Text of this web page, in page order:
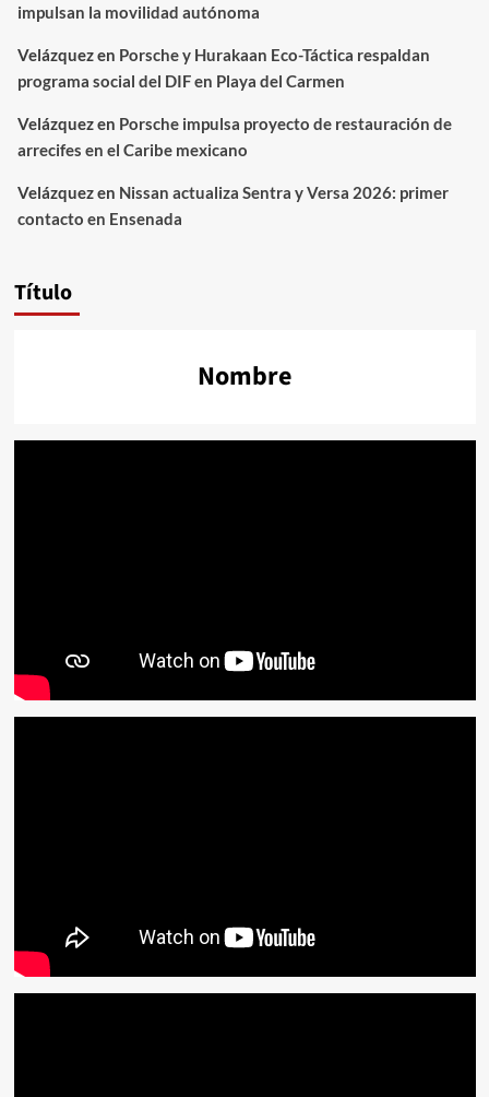
impulsan la movilidad autónoma
Velázquezen Porsche y Hurakaan Eco-Táctica respaldan
programa social del DIF en Playa del Carmen
Velázquezen Porsche impulsa proyecto de restauración de
arrecifes en el Caribe mexicano
Velázquezen Nissan actualiza Sentra y Versa 2026: primer
contacto en Ensenada
Título
Nombre